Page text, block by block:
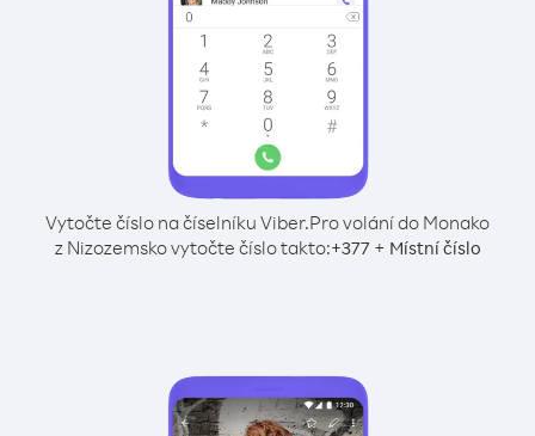
Vytočte číslo na číselníku Viber.Pro volání do Monako
z Nizozemsko vytočte číslo takto:+377+ Místní číslo